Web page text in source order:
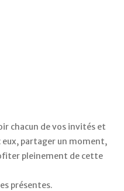
chacun de vos invités et
eux, partager un moment,
pleinement de cette
présentes.